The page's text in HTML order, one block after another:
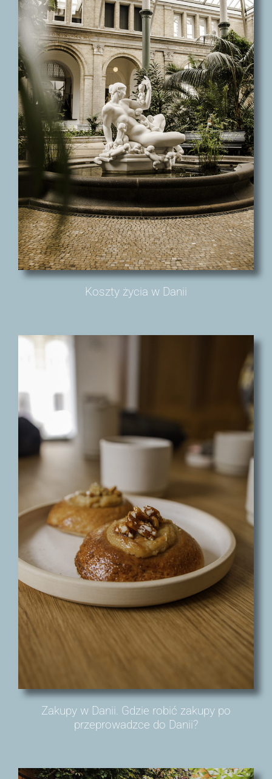
Koszty życia w Danii
Zakupy w Danii. Gdzie robić zakupy po
przeprowadzce do Danii?